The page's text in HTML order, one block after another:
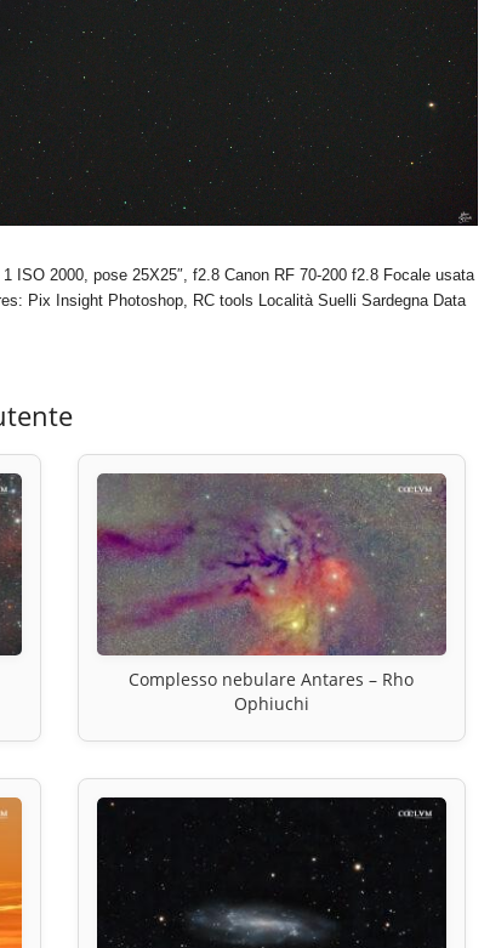
ISO 2000, pose 25X25″, f2.8 Canon RF 70-200 f2.8 Focale usata
Pix Insight Photoshop, RC tools Località Suelli Sardegna Data
Complesso nebulare Antares – Rho
Ophiuchi